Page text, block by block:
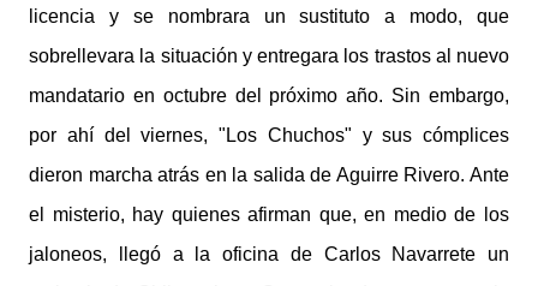
licencia y se nombrara un sustituto a modo, que
sobrellevara la situación y entregara los trastos al nuevo
mandatario en octubre del próximo año. Sin embargo,
por ahí del viernes, "Los Chuchos" y sus cómplices
dieron marcha atrás en la salida de Aguirre Rivero. Ante
el misterio, hay quienes afirman que, en medio de los
jaloneos, llegó a la oficina de Carlos Navarrete un